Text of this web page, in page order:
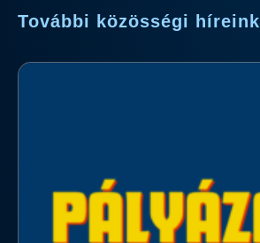
További közösségi híreink